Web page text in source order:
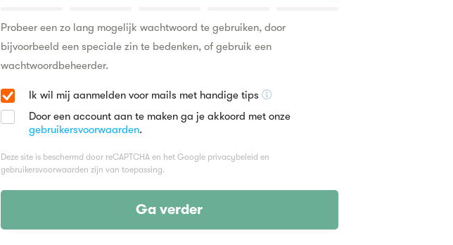
Probeer een zo lang mogelijk wachtwoord te gebruiken, door
bijvoorbeeld een speciale zin te bedenken, of gebruik een
wachtwoordbeheerder.
Ik wil mij aanmelden voor mails met handige tips
Door een account aan te maken ga je akkoord met onze
gebruikersvoorwaarden.
Deze site is beschermd door reCAPTCHA en het Google privacybeleid en
gebruikersvoorwaarden zijn van toepassing.
Ga verder